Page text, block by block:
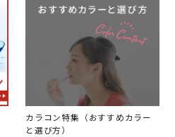
カラコン特集（おすすめカラー
と選び方）